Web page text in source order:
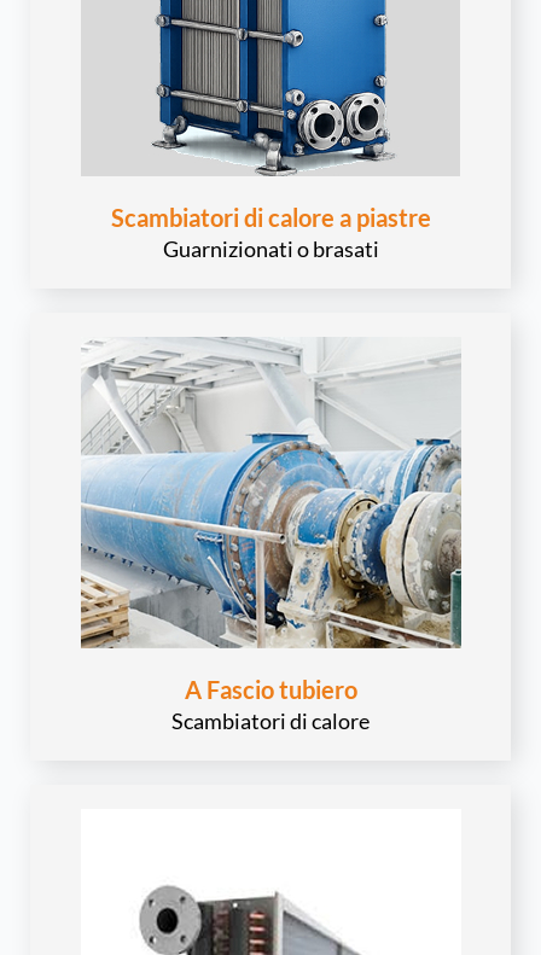
Scambiatori di calore a piastre
Guarnizionati o brasati
A Fascio tubiero
Scambiatori di calore